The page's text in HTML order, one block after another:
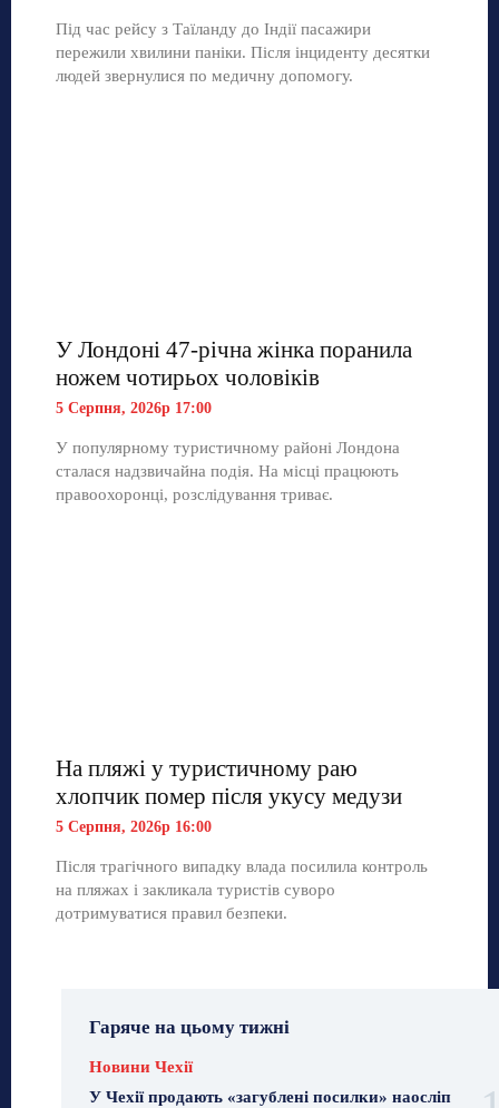
Під час рейсу з Таїланду до Індії пасажири
пережили хвилини паніки. Після інциденту десятки
людей звернулися по медичну допомогу.
У Лондоні 47-річна жінка поранила
ножем чотирьох чоловіків
5 Серпня, 2026р 17:00
У популярному туристичному районі Лондона
сталася надзвичайна подія. На місці працюють
правоохоронці, розслідування триває.
На пляжі у туристичному раю
хлопчик помер після укусу медузи
5 Серпня, 2026р 16:00
Після трагічного випадку влада посилила контроль
на пляжах і закликала туристів суворо
дотримуватися правил безпеки.
Гаряче на цьому тижні
Новини Чехії
У Чехії продають «загублені посилки» наосліп